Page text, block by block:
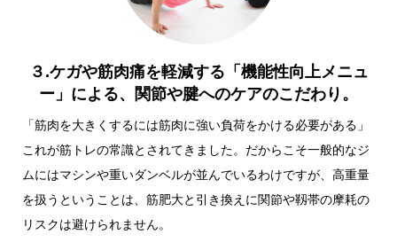
３.ケガや筋肉痛を軽減する「機能性向上メニュ
ー」による、関節や腱へのケアのこだわり。
「筋肉を大きくするには筋肉に強い負荷をかける必要がある」
これが筋トレの常識とされてきました。だからこそ一般的なジ
ムにはマシンや重いダンベルが並んでいるわけですが、高重量
を扱うということは、筋肥大と引き換えに関節や靱帯の摩耗の
リスクは避けられません。